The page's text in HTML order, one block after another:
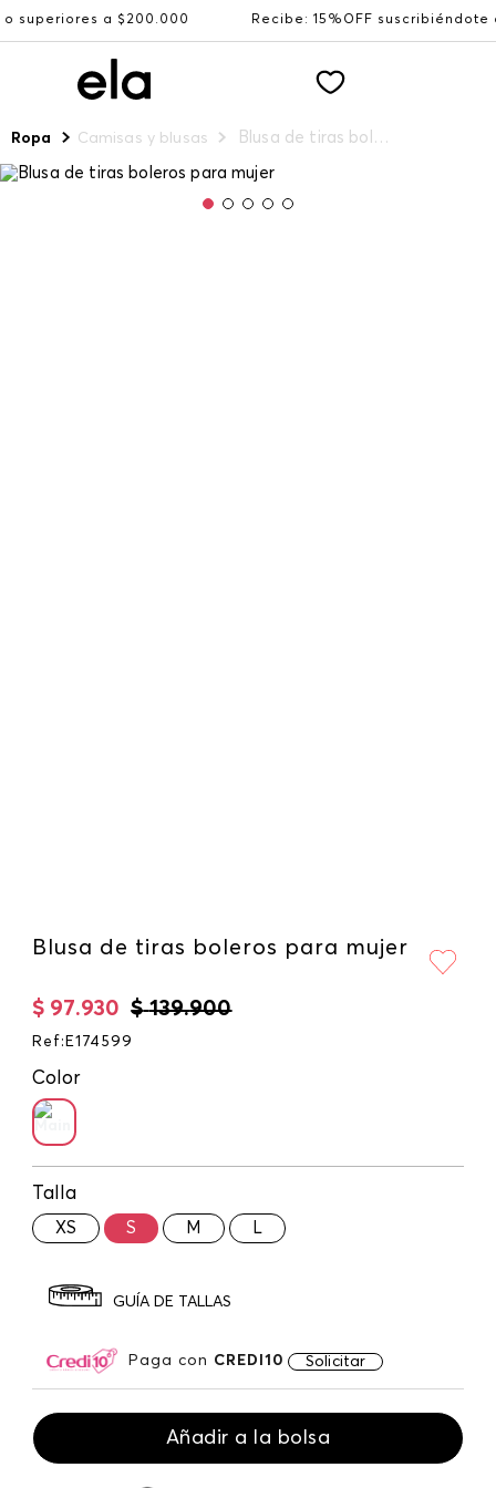
a $200.000 Recibe: 15%OFF suscribiéndote a nuestro
Ropa Camisas y blusas Blusa de tiras boleros para mujer
Blusa de tiras boleros para mujer
$ 139.900
$ 97.930
Ref : E174599
Color
Talla
XS S M L
GUÍA DE TALLAS
Paga con CREDI10 Solicitar
Añadir a la bolsa